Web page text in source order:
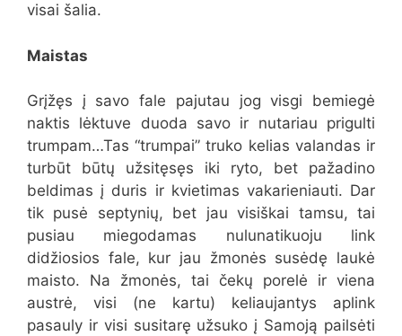
visai šalia.
Maistas
Grįžęs į savo fale pajutau jog visgi bemiegė
naktis lėktuve duoda savo ir nutariau prigulti
trumpam…Tas “trumpai” truko kelias valandas ir
turbūt būtų užsitęsęs iki ryto, bet pažadino
beldimas į duris ir kvietimas vakarieniauti. Dar
tik pusė septynių, bet jau visiškai tamsu, tai
pusiau miegodamas nulunatikuoju link
didžiosios fale, kur jau žmonės susėdę laukė
maisto. Na žmonės, tai čekų porelė ir viena
austrė, visi (ne kartu) keliaujantys aplink
pasauly ir visi susitarę užsuko į Samoją pailsėti